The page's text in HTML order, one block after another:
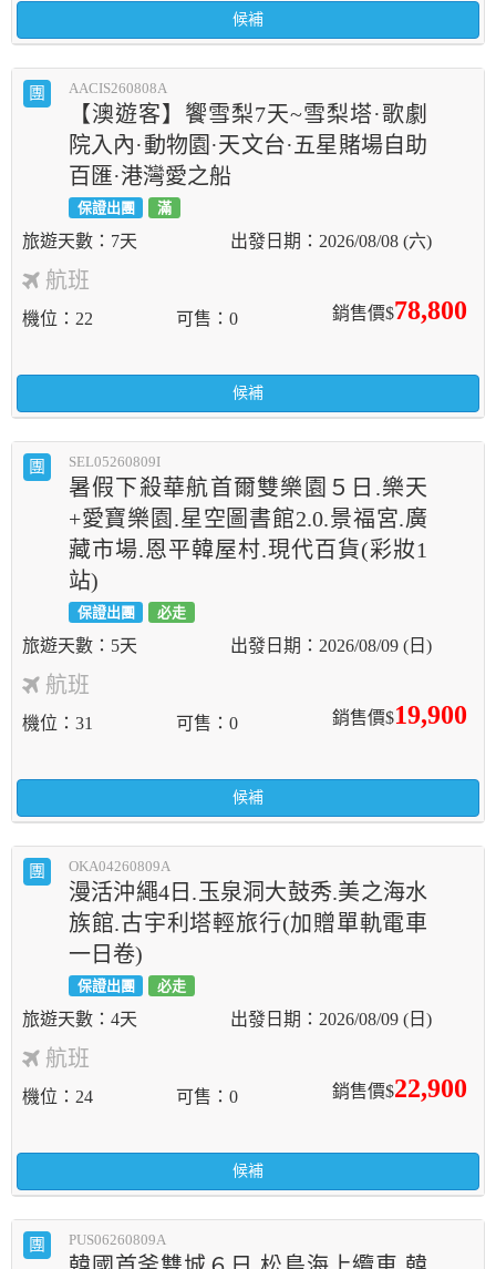
候補
團 AACIS260808A
【澳遊客】饗雪梨7天~雪梨塔·歌劇
院入內·動物園·天文台·五星賭場自助
百匯·港灣愛之船
保證出團 滿
7天 2026/08/08 (六)
航班
銷售價$78,800
機位 22 可售 0
候補
團 SEL05260809I
暑假下殺華航首爾雙樂園５日.樂天
+愛寶樂園.星空圖書館2.0.景福宮.廣
藏市場.恩平韓屋村.現代百貨(彩妝1
站)
保證出團 必走
5天 2026/08/09 (日)
航班
銷售價$19,900
機位 31 可售 0
候補
團 OKA04260809A
漫活沖繩4日.玉泉洞大鼓秀.美之海水
族館.古宇利塔輕旅行(加贈單軌電車
一日卷)
保證出團 必走
4天 2026/08/09 (日)
航班
銷售價$22,900
機位 24 可售 0
候補
團 PUS06260809A